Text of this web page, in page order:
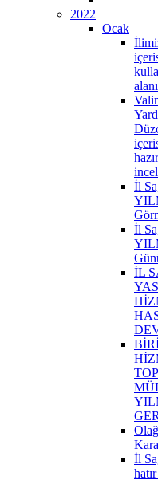
2022
Ocak
İl
İl
İL
İl